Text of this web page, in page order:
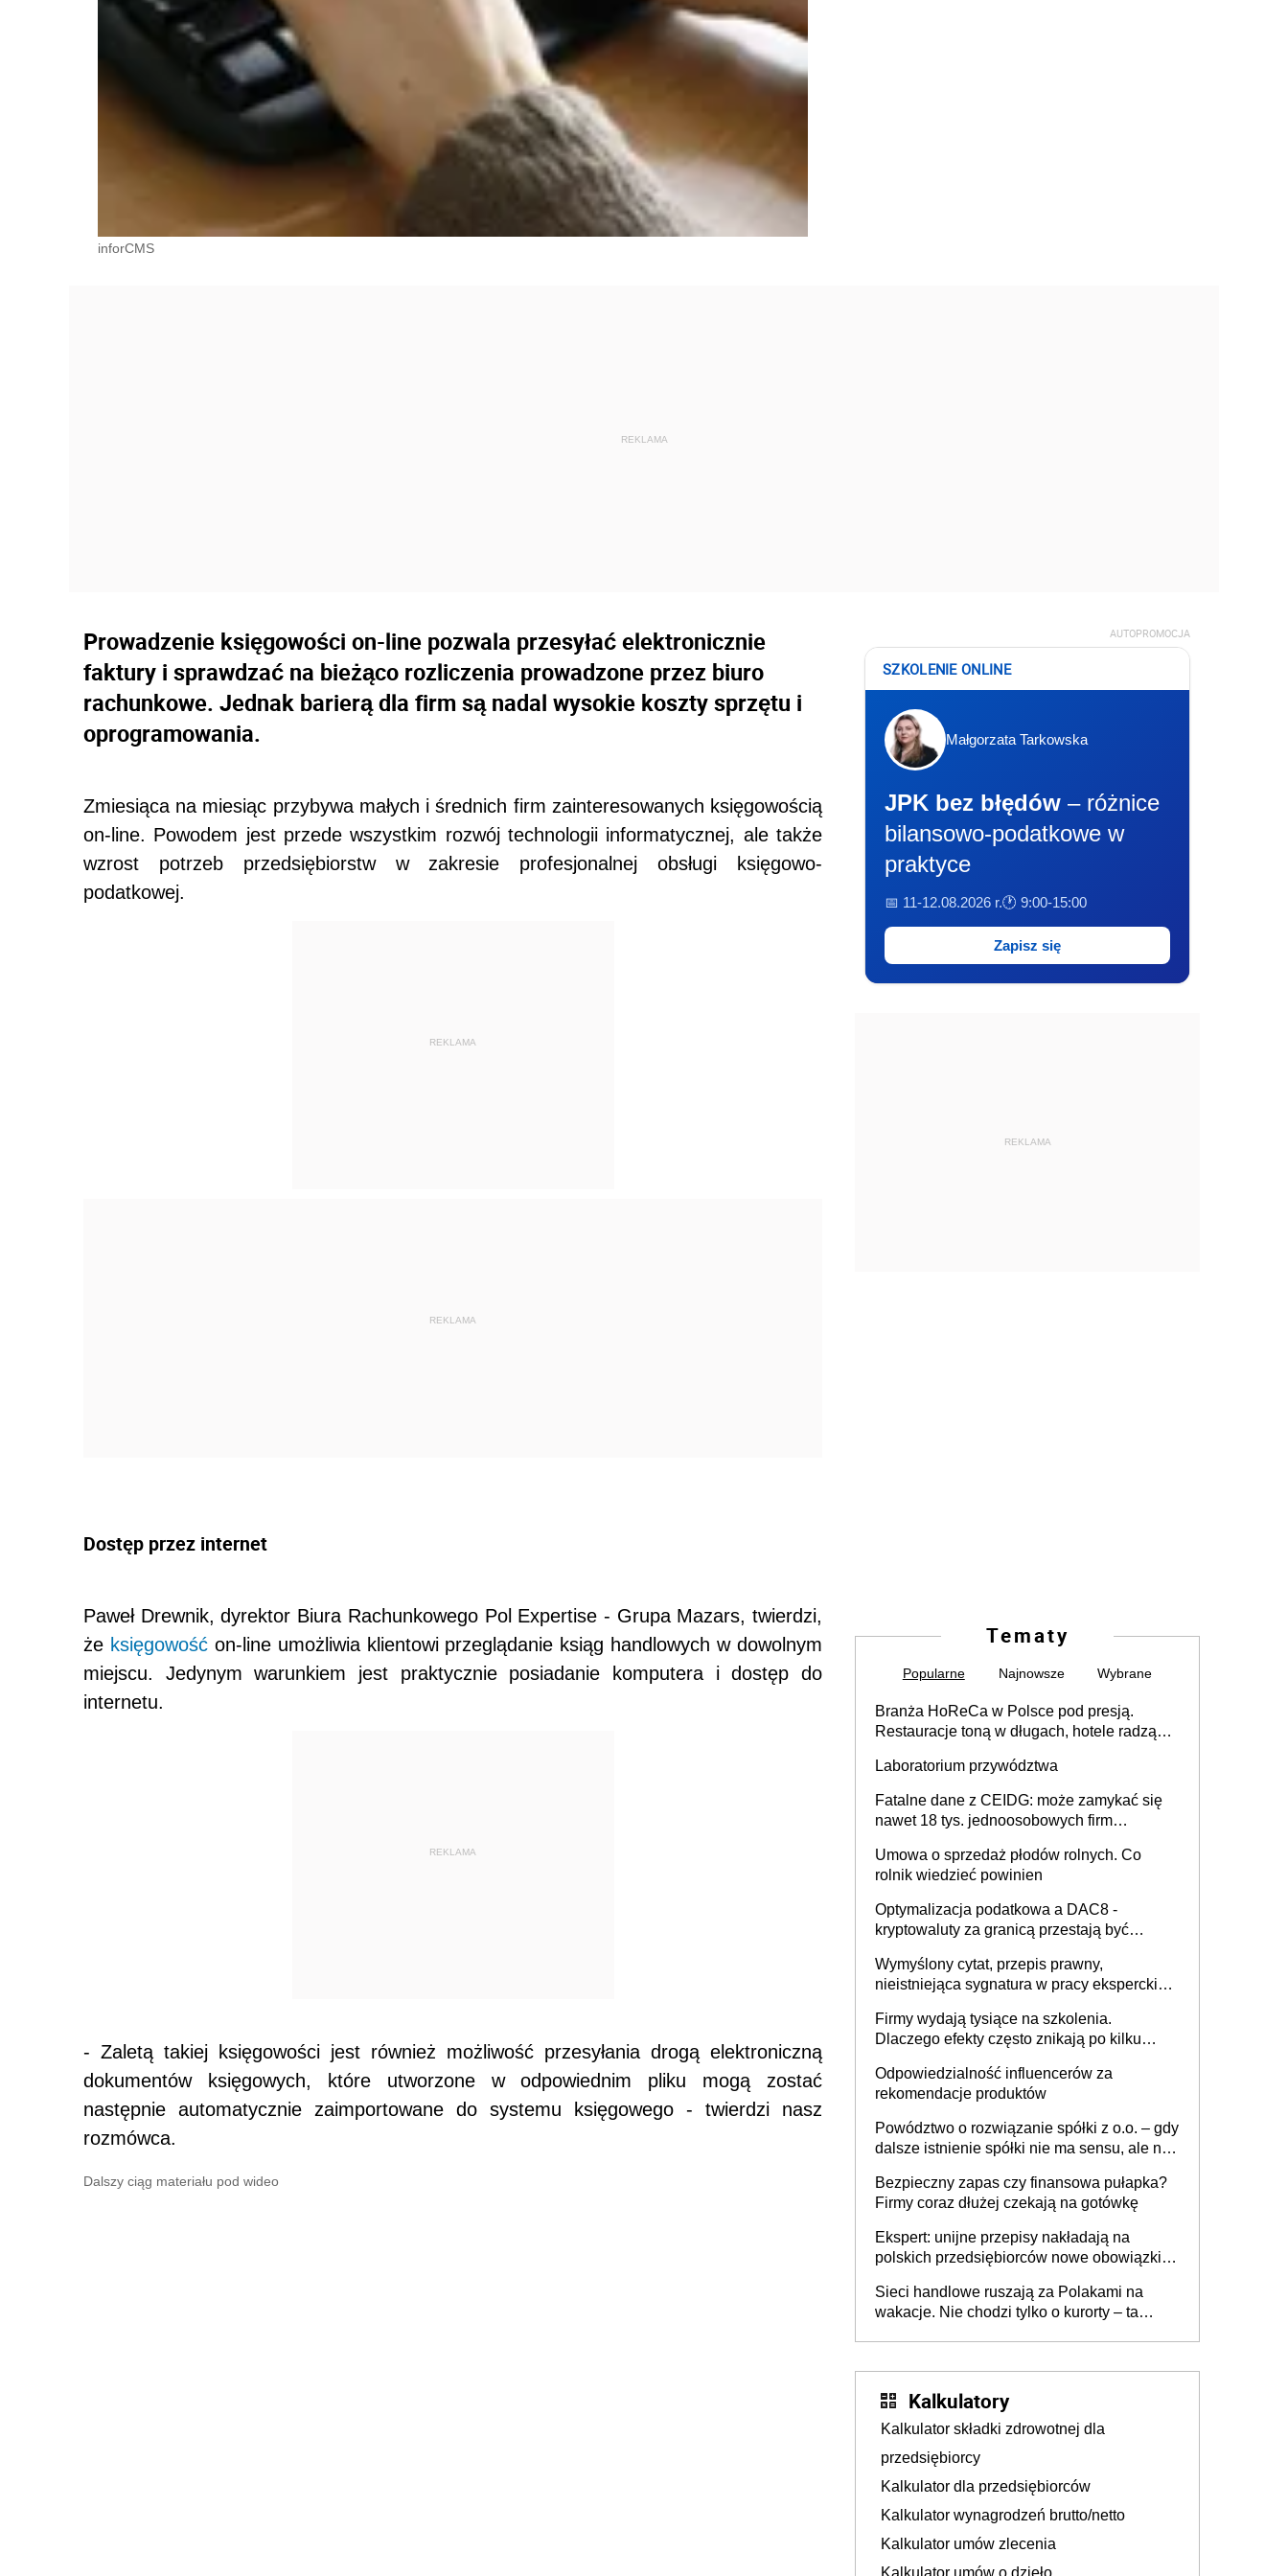
inforCMS
Prowadzenie księgowości on-line pozwala przesyłać elektronicznie
faktury i sprawdzać na bieżąco rozliczenia prowadzone przez biuro
rachunkowe. Jednak barierą dla firm są nadal wysokie koszty sprzętu i
oprogramowania.
Zmiesiąca na miesiąc przybywa małych i średnich firm zainteresowanych księgowością
on-line. Powodem jest przede wszystkim rozwój technologii informatycznej, ale także
wzrost potrzeb przedsiębiorstw w zakresie profesjonalnej obsługi księgowo-
podatkowej.
REKLAMA
REKLAMA
Dostęp przez internet
Paweł Drewnik, dyrektor Biura Rachunkowego Pol Expertise - Grupa Mazars, twierdzi,
że księgowośćon-line umożliwia klientowi przeglądanie ksiąg handlowych w dowolnym
miejscu. Jedynym warunkiem jest praktycznie posiadanie komputera i dostęp do
internetu.
REKLAMA
- Zaletą takiej księgowości jest również możliwość przesyłania drogą elektroniczną
dokumentów księgowych, które utworzone w odpowiednim pliku mogą zostać
następnie automatycznie zaimportowane do systemu księgowego - twierdzi nasz
rozmówca.
Dalszy ciąg materiału pod wideo
AUTOPROMOCJA
SZKOLENIE ONLINE
Małgorzata Tarkowska
JPK bez błędów – różnice
bilansowo-podatkowe w
praktyce
📅 11-12.08.2026 r.🕐 9:00-15:00
Zapisz się
REKLAMA
Tematy
Popularne Najnowsze Wybrane
Branża HoReCa w Polsce pod presją.
Restauracje toną w długach, hotele radzą
Laboratorium przywództwa
Fatalne dane z CEIDG: może zamykać się
nawet 18 tys. jednoosobowych firm
Umowa o sprzedaż płodów rolnych. Co
rolnik wiedzieć powinien
Optymalizacja podatkowa a DAC8 -
kryptowaluty za granicą przestają być
Wymyślony cytat, przepis prawny,
nieistniejąca sygnatura w pracy eksperckiej -
firmie
Firmy wydają tysiące na szkolenia.
Dlaczego efekty często znikają po kilku
Odpowiedzialność influencerów za
rekomendacje produktów
Powództwo o rozwiązanie spółki z o.o. – gdy
dalsze istnienie spółki nie ma sensu, ale nie
Bezpieczny zapas czy finansowa pułapka?
Firmy coraz dłużej czekają na gotówkę
Ekspert: unijne przepisy nakładają na
polskich przedsiębiorców nowe obowiązki w
Sieci handlowe ruszają za Polakami na
wakacje. Nie chodzi tylko o kurorty – ta
Kalkulatory
Kalkulator składki zdrowotnej dla
przedsiębiorcy
Kalkulator dla przedsiębiorców
Kalkulator wynagrodzeń brutto/netto
Kalkulator umów zlecenia
Kalkulator umów o dzieło